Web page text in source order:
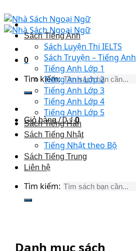
0
Tìm kiếm:
Giỏ hàng /0₫ 0
Sách Tiếng Anh
Sách Luyện Thi IELTS
Sách Truyện – Tiếng Anh
Tiếng Anh Lớp 1
Tiếng Anh Lớp 2
Tiếng Anh Lớp 3
Tiếng Anh Lớp 4
Tiếng Anh Lớp 5
Sách Tiếng Hàn
Sách Tiếng Nhật
Tiếng Nhật theo Bộ
Sách Tiếng Trung
Liên hệ
Tìm kiếm:
Danh mục sách